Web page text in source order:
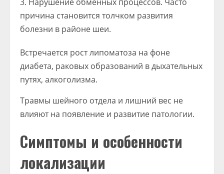
причина становится толчком развития
болезни в районе шеи.
Встречается рост липоматоза на фоне
диабета, раковых образований в дыхательных
путях, алкоголизма.
Травмы шейного отдела и лишний вес не
влияют на появление и развитие патологии.
Симптомы и особенности
локализации